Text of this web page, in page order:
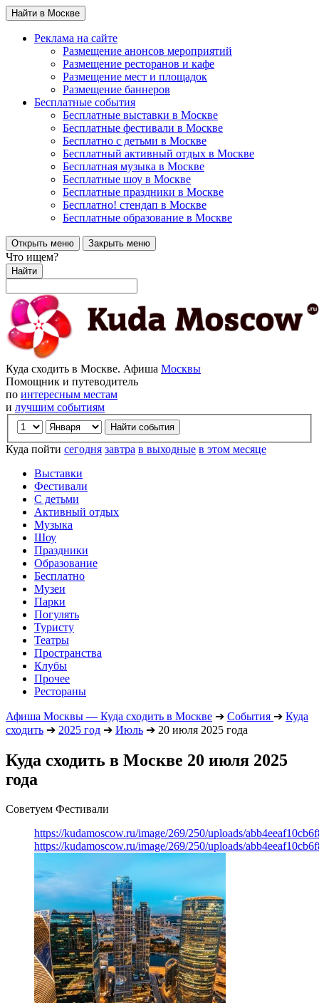
Найти в Москве
Реклама на сайте
Размещение анонсов мероприятий
Размещение ресторанов и кафе
Размещение мест и площадок
Размещение баннеров
Бесплатные события
Бесплатные выставки в Москве
Бесплатные фестивали в Москве
Бесплатно с детьми в Москве
Бесплатный активный отдых в Москве
Бесплатная музыка в Москве
Бесплатные шоу в Москве
Бесплатные праздники в Москве
Бесплатно! стендап в Москве
Бесплатные образование в Москве
Открыть меню Закрыть меню
Что ищем?
Найти
Куда сходить в Москве. Афиша Москвы
Помощник и путеводитель
по интересным местам
и лучшим событиям
Куда пойти сегодня завтра в выходные в этом месяце
Выставки
Фестивали
С детьми
Активный отдых
Музыка
Шоу
Праздники
Образование
Бесплатно
Музеи
Парки
Погулять
Туристу
Театры
Пространства
Клубы
Прочее
Рестораны
Афиша Москвы — Куда сходить в Москве ➔ События ➔ Куда
сходить ➔ 2025 год ➔ Июль ➔ 20 июля 2025 года
Куда сходить в Москве 20 июля 2025
года
Советуем Фестивали
https://kudamoscow.ru/image/269/250/uploads/
https://kudamoscow.ru/image/269/250/uploads/